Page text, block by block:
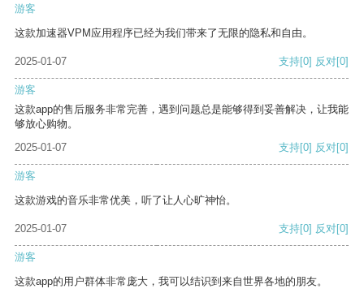
游客
这款加速器VPM应用程序已经为我们带来了无限的隐私和自由。
2025-01-07 支持[0] 反对[0]
游客
这款app的售后服务非常完善，遇到问题总是能够得到妥善解决，让我能
够放心购物。
2025-01-07
支持[0] 反对[0]
游客
这款游戏的音乐非常优美，听了让人心旷神怡。
2025-01-07 支持[0] 反对[0]
游客
这款app的用户群体非常庞大，我可以结识到来自世界各地的朋友。